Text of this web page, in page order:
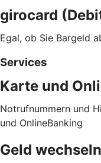
girocard
Egal, ob Sie Bargeld
Services
Karte und
Notrufnummern und
und OnlineBanking
Geld wechseln